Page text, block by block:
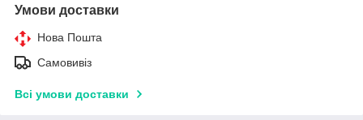
Умови доставки
Нова Пошта
Самовивіз
Всі умови доставки